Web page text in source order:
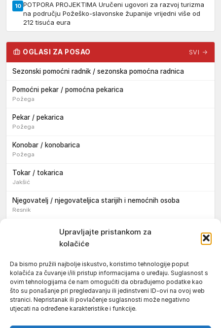
Upravljajte pristankom za
kolačiće
Da bismo pružili najbolje iskustvo, koristimo tehnologije poput
kolačića za čuvanje i/ili pristup informacijama o uređaju. Suglasnost s
ovim tehnologijama će nam omogućiti da obrađujemo podatke kao
što su ponašanje pri pregledavanju ili jedinstveni ID-ovi na ovoj web
stranici. Nepristanak ili povlačenje suglasnosti može negativno
utjecati na određene karakteristike i funkcije.
10 POTPORA PROJEKTIMA Uručeni ugovori za razvoj turizma
na području Požeško-slavonske županije vrijedni više od
212 tisuća eura
OGLASI ZA POSAO SVI →
Sezonski pomoćni radnik / sezonska pomoćna radnica
Pomoćni pekar / pomoćna pekarica
Požega
Pekar / pekarica
Požega
Konobar / konobarica
Požega
Tokar / tokarica
Jakšić
Njegovatelj / njegovateljica starijih i nemoćnih osoba
Resnik
Konobar / konobarica
Jakšić
Vozač / vozačica teretnog vozila s poluprikolicom
Požega
Pomoćnik/ica u nastavi